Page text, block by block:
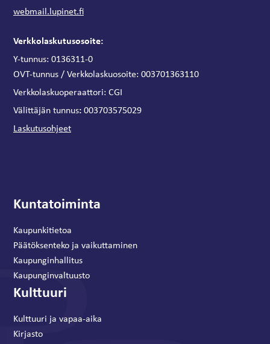
webmail.lupinet.fi
Verkkolaskutusosoite:
Y-tunnus: 0136311-0
OVT-tunnus / Verkkolaskuosoite: 003701363110
Verkkolaskuoperaattori: CGI
Välittäjän tunnus:003703575029
Laskutusohjeet
Kuntatoiminta
Kaupunkitietoa
Päätöksenteko ja vaikuttaminen
Kaupunginhallitus
Kaupunginvaltuusto
Kulttuuri
Kulttuuri ja vapaa-aika
Kirjasto